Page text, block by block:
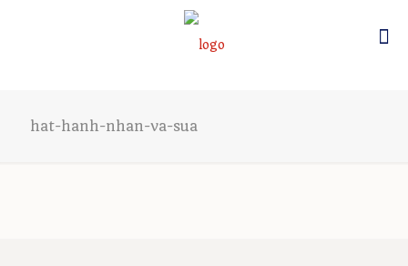
hat-hanh-nhan-va-sua